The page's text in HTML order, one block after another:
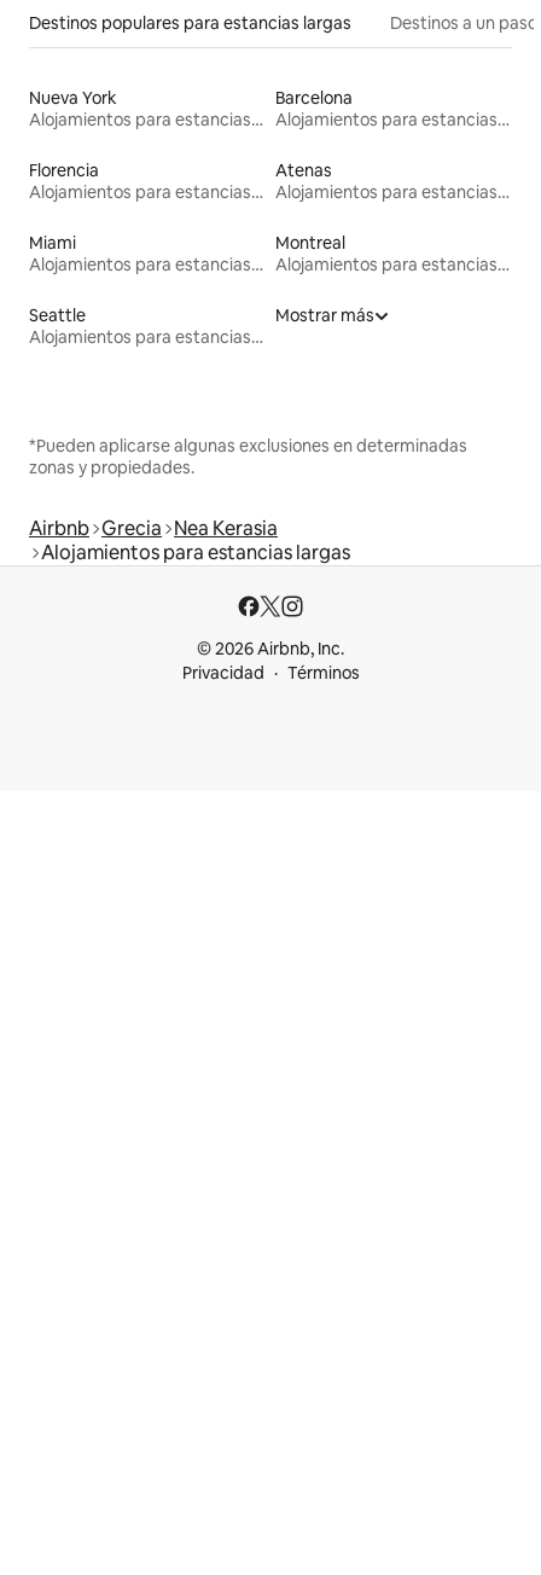
Destinos populares para estancias largas Destinos a un
Nueva York
Alojamientos para estancias largas
Barcelona
Alojamientos para estancias largas
Florencia
Alojamientos para estancias largas
Atenas
Alojamientos para estancias largas
Miami
Alojamientos para estancias largas
Montreal
Alojamientos para estancias largas
Seattle
Alojamientos para estancias largas
Mostrar más
*Pueden aplicarse algunas exclusiones en determinadas
zonas y propiedades.
Airbnb Grecia Nea Kerasia
Alojamientos para estancias largas
© 2026 Airbnb, Inc.
Privacidad
Términos